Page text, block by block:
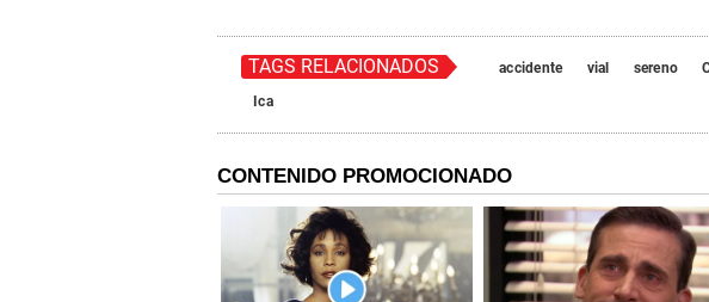
TAGS RELACIONADOS accidente vial sereno
Ica